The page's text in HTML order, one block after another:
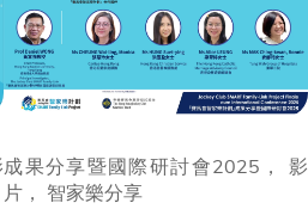
成果分享暨國際研討會2025， 影
片， 智家樂分享